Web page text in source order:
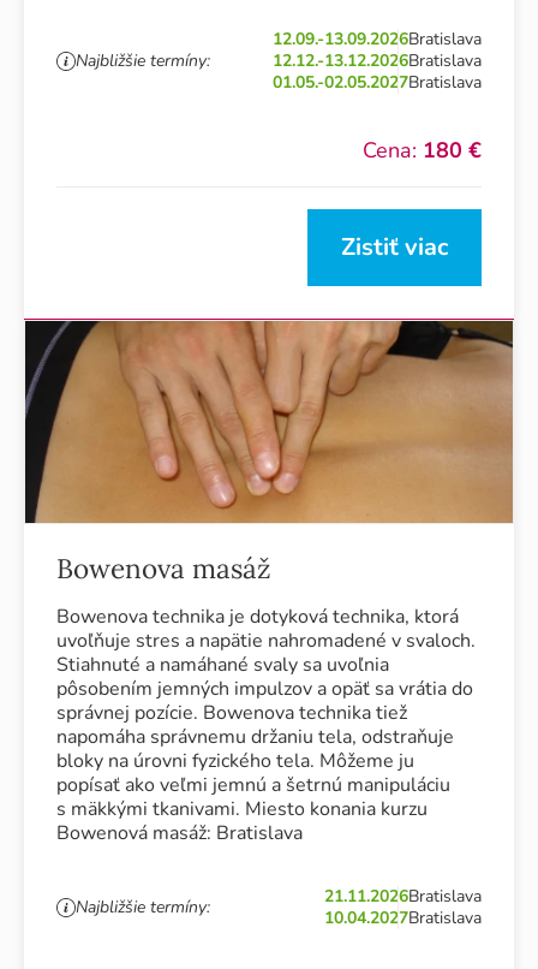
Najbližšie termíny:
12.09.-13.09.2026Bratislava
12.12.-13.12.2026Bratislava
01.05.-02.05.2027Bratislava
Cena: 180 €
Zistiť viac
Bowenova masáž
Bowenova technika je dotyková technika, ktorá
uvoľňuje stres a napätie nahromadené v svaloch.
Stiahnuté a namáhané svaly sa uvoľnia
pôsobením jemných impulzov a opäť sa vrátia do
správnej pozície. Bowenova technika tiež
napomáha správnemu držaniu tela, odstraňuje
bloky na úrovni fyzického tela. Môžeme ju
popísať ako veľmi jemnú a šetrnú manipuláciu
s mäkkými tkanivami. Miesto konania kurzu
Bowenová masáž: Bratislava
Najbližšie termíny: 21.11.2026Bratislava
10.04.2027Bratislava